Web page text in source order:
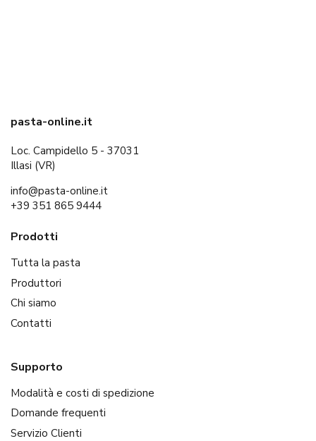
pasta-online.it
Loc. Campidello 5 - 37031
Illasi (VR)
info@pasta-online.it
+39 351 865 9444
Prodotti
Tutta la pasta
Produttori
Chi siamo
Contatti
Supporto
Modalità e costi di spedizione
Domande frequenti
Servizio Clienti